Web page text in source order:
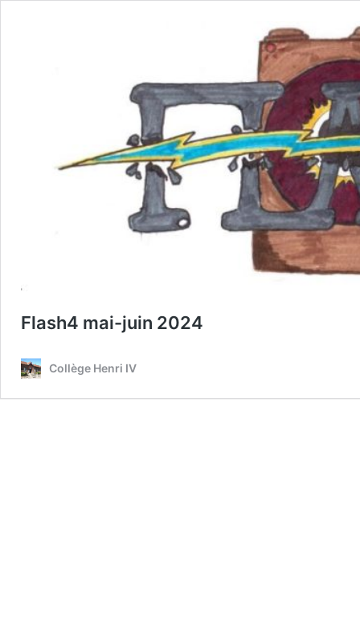
Flash4 mai-juin 2024
Collège Henri IV